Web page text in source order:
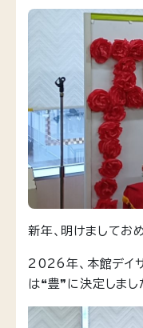
新年、明けましてお
2026年、本館デイ
は❝豊❞に決定しまし